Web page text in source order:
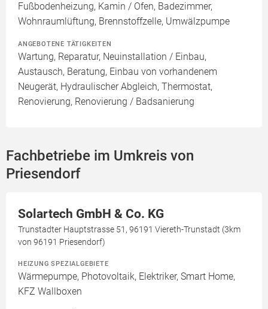
Fußbodenheizung, Kamin / Ofen, Badezimmer,
Wohnraumlüftung, Brennstoffzelle, Umwälzpumpe
ANGEBOTENE TÄTIGKEITEN
Wartung, Reparatur, Neuinstallation / Einbau,
Austausch, Beratung, Einbau von vorhandenem
Neugerät, Hydraulischer Abgleich, Thermostat,
Renovierung, Renovierung / Badsanierung
Fachbetriebe im Umkreis von
Priesendorf
Solartech GmbH & Co. KG
Trunstadter Hauptstrasse 51, 96191 Viereth-Trunstadt (3km
von 96191 Priesendorf)
HEIZUNG SPEZIALGEBIETE
Wärmepumpe, Photovoltaik, Elektriker, Smart Home,
KFZ Wallboxen